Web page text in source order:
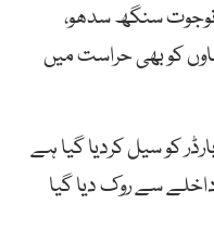
نوجوت سنگھ سدھو،
کو بھی حراست میں
کو سیل کردیا گیا ہے
سے روک دیا گیا